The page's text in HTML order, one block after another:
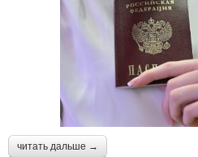
читать дальше →